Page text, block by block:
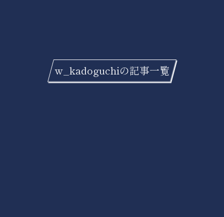
w_kadoguchiの記事一覧